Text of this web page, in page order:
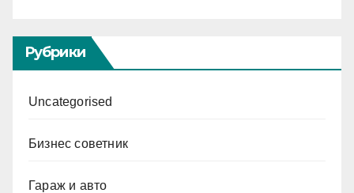
Рубрики
Uncategorised
Бизнес советник
Гараж и авто